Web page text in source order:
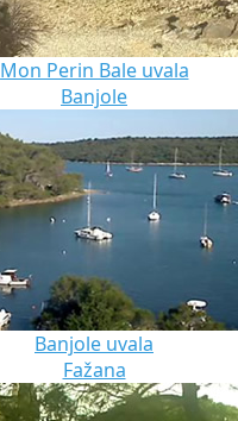
Mon Perin Bale uvala
Banjole
Banjole uvala
Fažana